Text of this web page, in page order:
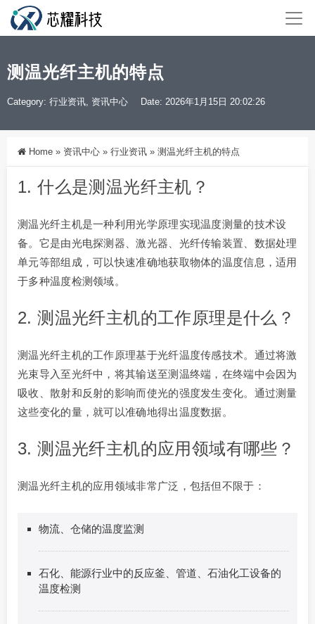
测温光纤主机的特点
Category: 行业资讯, 资讯中心 Date: 2026年1月15日 20:02:26
Home » 资讯中心 » 行业资讯 » 测温光纤主机的特点
1. 什么是测温光纤主机？
测温光纤主机是一种利用光学原理实现温度测量的技术设
备。它是由光电探测器、激光器、光纤传输装置、数据处理
单元等部组成，可以快速准确地获取物体的温度信息，适用
于多种温度检测领域。
2. 测温光纤主机的工作原理是什么？
测温光纤主机的工作原理基于光纤温度传感技术。通过将激
光束导入至光纤中，将其输送至测温终端，在终端中会因为
吸收、散射和反射的影响而使光的强度发生变化。通过测量
这些变化的量，就可以准确地得出温度数据。
3. 测温光纤主机的应用领域有哪些？
测温光纤主机的应用领域非常广泛，包括但不限于：
物流、仓储的温度监测
石化、能源行业中的反应釜、管道、石油化工设备的
温度检测